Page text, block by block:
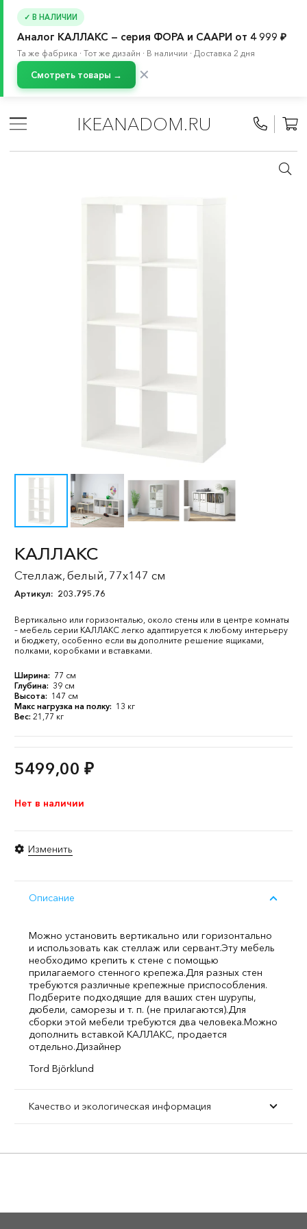
✓ В НАЛИЧИИ
Аналог КАЛЛАКС — серия ФОРА и СААРИ от 4 999 ₽
Та же фабрика · Тот же дизайн · В наличии · Доставка 2 дня
Смотреть товары → ✕
IKEANADOM.RU
Серванты и консольные столы / Серванты и буфеты
КАЛЛАКС
Стеллаж, белый, 77x147 см
Артикул: 203.795.76
Вертикально или горизонталью, около стены или в центре комнаты
– мебель серии КАЛЛАКС легко адаптируется к любому интерьеру
и бюджету, особенно если вы дополните решение ящиками,
полками, коробками и вставками.
Ширина: 77 см
Глубина: 39 см
Высота: 147 см
Макс нагрузка на полку: 13 кг
Вес: 21,77 кг
5499,00 ₽
Нет в наличии
Изменить
Описание
Можно установить вертикально или горизонтально
и использовать как стеллаж или сервант.Эту мебель
необходимо крепить к стене с помощью
прилагаемого стенного крепежа.Для разных стен
требуются различные крепежные приспособления.
Подберите подходящие для ваших стен шурупы,
дюбели, саморезы и т. п. (не прилагаются).Для
сборки этой мебели требуются два человека.Можно
дополнить вставкой КАЛЛАКС, продается
отдельно.Дизайнер
Tord Björklund
Качество и экологическая информация